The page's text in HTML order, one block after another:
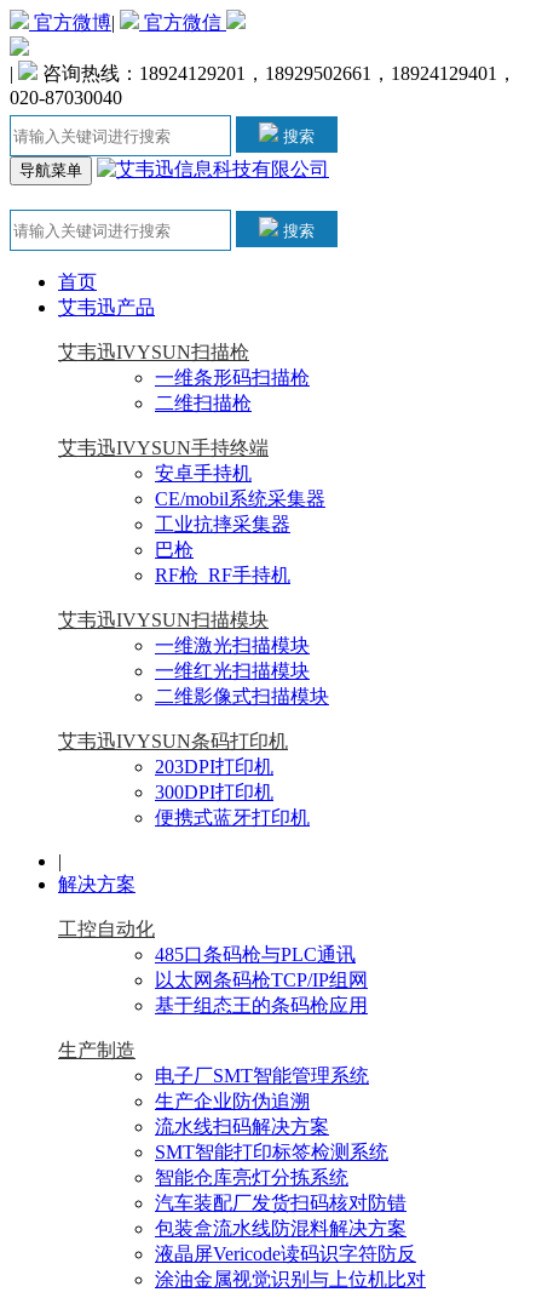
官方微博| 官方微信
|
咨询热线：18924129201，18929502661，18924129401，
020-87030040
搜索
导航菜单
搜索
首页
艾韦迅产品
艾韦迅IVYSUN扫描枪
一维条形码扫描枪
二维扫描枪
艾韦迅IVYSUN手持终端
安卓手持机
CE/mobil系统采集器
工业抗摔采集器
巴枪
RF枪_RF手持机
艾韦迅IVYSUN扫描模块
一维激光扫描模块
一维红光扫描模块
二维影像式扫描模块
艾韦迅IVYSUN条码打印机
203DPI打印机
300DPI打印机
便携式蓝牙打印机
|
解决方案
工控自动化
485口条码枪与PLC通讯
以太网条码枪TCP/IP组网
基于组态王的条码枪应用
生产制造
电子厂SMT智能管理系统
生产企业防伪追溯
流水线扫码解决方案
SMT智能打印标签检测系统
智能仓库亮灯分拣系统
汽车装配厂发货扫码核对防错
包装盒流水线防混料解决方案
液晶屏Vericode读码识字符防反
涂油金属视觉识别与上位机比对